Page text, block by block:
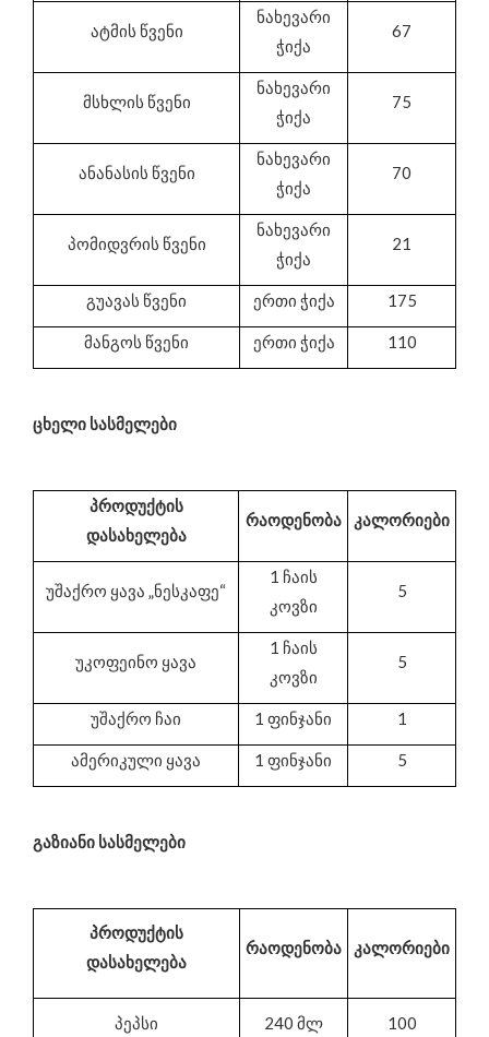
ატმის წვენი
ნახევარი
ჭიქა
67
მსხლის წვენი
ნახევარი
ჭიქა
75
ანანასის წვენი
ნახევარი
ჭიქა
70
პომიდვრის წვენი
ნახევარი
ჭიქა
21
გუავას წვენი ერთი ჭიქა 175
მანგოს წვენი ერთი ჭიქა 110
ცხელი სასმელები
პროდუქტის
დასახელება
რაოდენობა კალორიები
უშაქრო ყავა „ნესკაფე“
1 ჩაის
კოვზი
5
უკოფეინო ყავა
1 ჩაის
კოვზი
5
უშაქრო ჩაი 1 ფინჯანი 1
ამერიკული ყავა 1 ფინჯანი 5
გაზიანი სასმელები
პროდუქტის
დასახელება
რაოდენობა კალორიები
პეპსი 240 მლ 100